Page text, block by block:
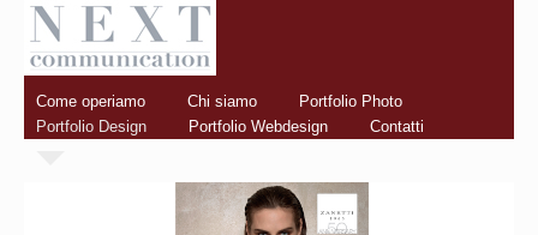
Come operiamo Chi siamo
Portfolio Photo
Portfolio Design
Portfolio Webdesign Contatti